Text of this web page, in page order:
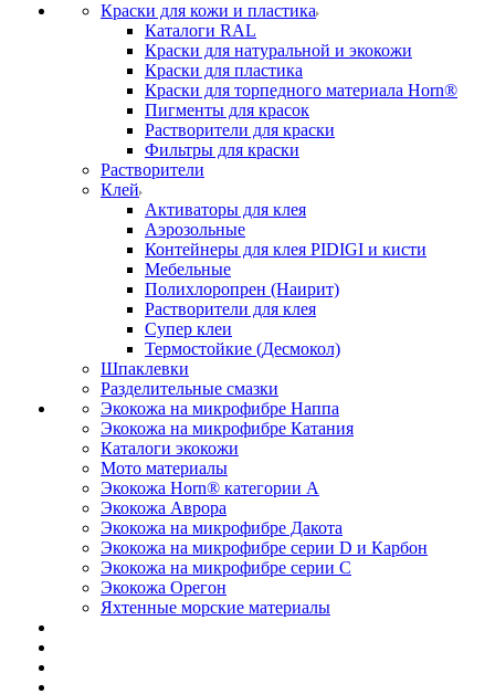
Краски для кожи и пластика
Каталоги RAL
Краски для натуральной и экокожи
Краски для пластика
Краски для торпедного материала Horn®
Пигменты для красок
Растворители для краски
Фильтры для краски
Растворители
Клей
Активаторы для клея
Аэрозольные
Контейнеры для клея PIDIGI и кисти
Мебельные
Полихлоропрен (Наирит)
Растворители для клея
Супер клеи
Термостойкие (Десмокол)
Шпаклевки
Разделительные смазки
Экокожа на микрофибре Наппа
Экокожа на микрофибре Катания
Каталоги экокожи
Мото материалы
Экокожа Horn® категории A
Экокожа Аврора
Экокожа на микрофибре Дакота
Экокожа на микрофибре серии D и Карбон
Экокожа на микрофибре серии С
Экокожа Орегон
Яхтенные морские материалы